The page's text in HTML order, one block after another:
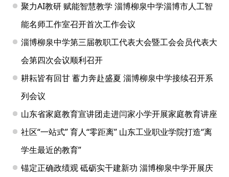
聚力AI教研 赋能智慧教学 淄博柳泉中学淄博市人工智
能名师工作室召开首次工作会议
淄博柳泉中学第三届教职工代表大会暨工会会员代表大
会第四次会议顺利召开
耕耘皆有回甘 蓄力奔赴盛夏 淄博柳泉中学接续召开系
列会议
山东省家庭教育宣讲团走进闫家小学开展家庭教育讲座
社区“一站式” 育人“零距离” 山东工业职业学院打造“离
学生最近的教育”
锚定正确政绩观 砥砺实干建新功 淄博柳泉中学开展庆